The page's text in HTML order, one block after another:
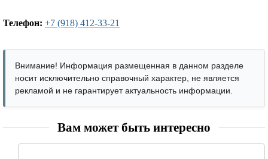
Телефон: +7 (918) 412-33-21
Внимание! Информация размещенная в данном разделе
носит исключительно справочный характер, не является
рекламой и не гарантирует актуальность информации.
Вам может быть интересно